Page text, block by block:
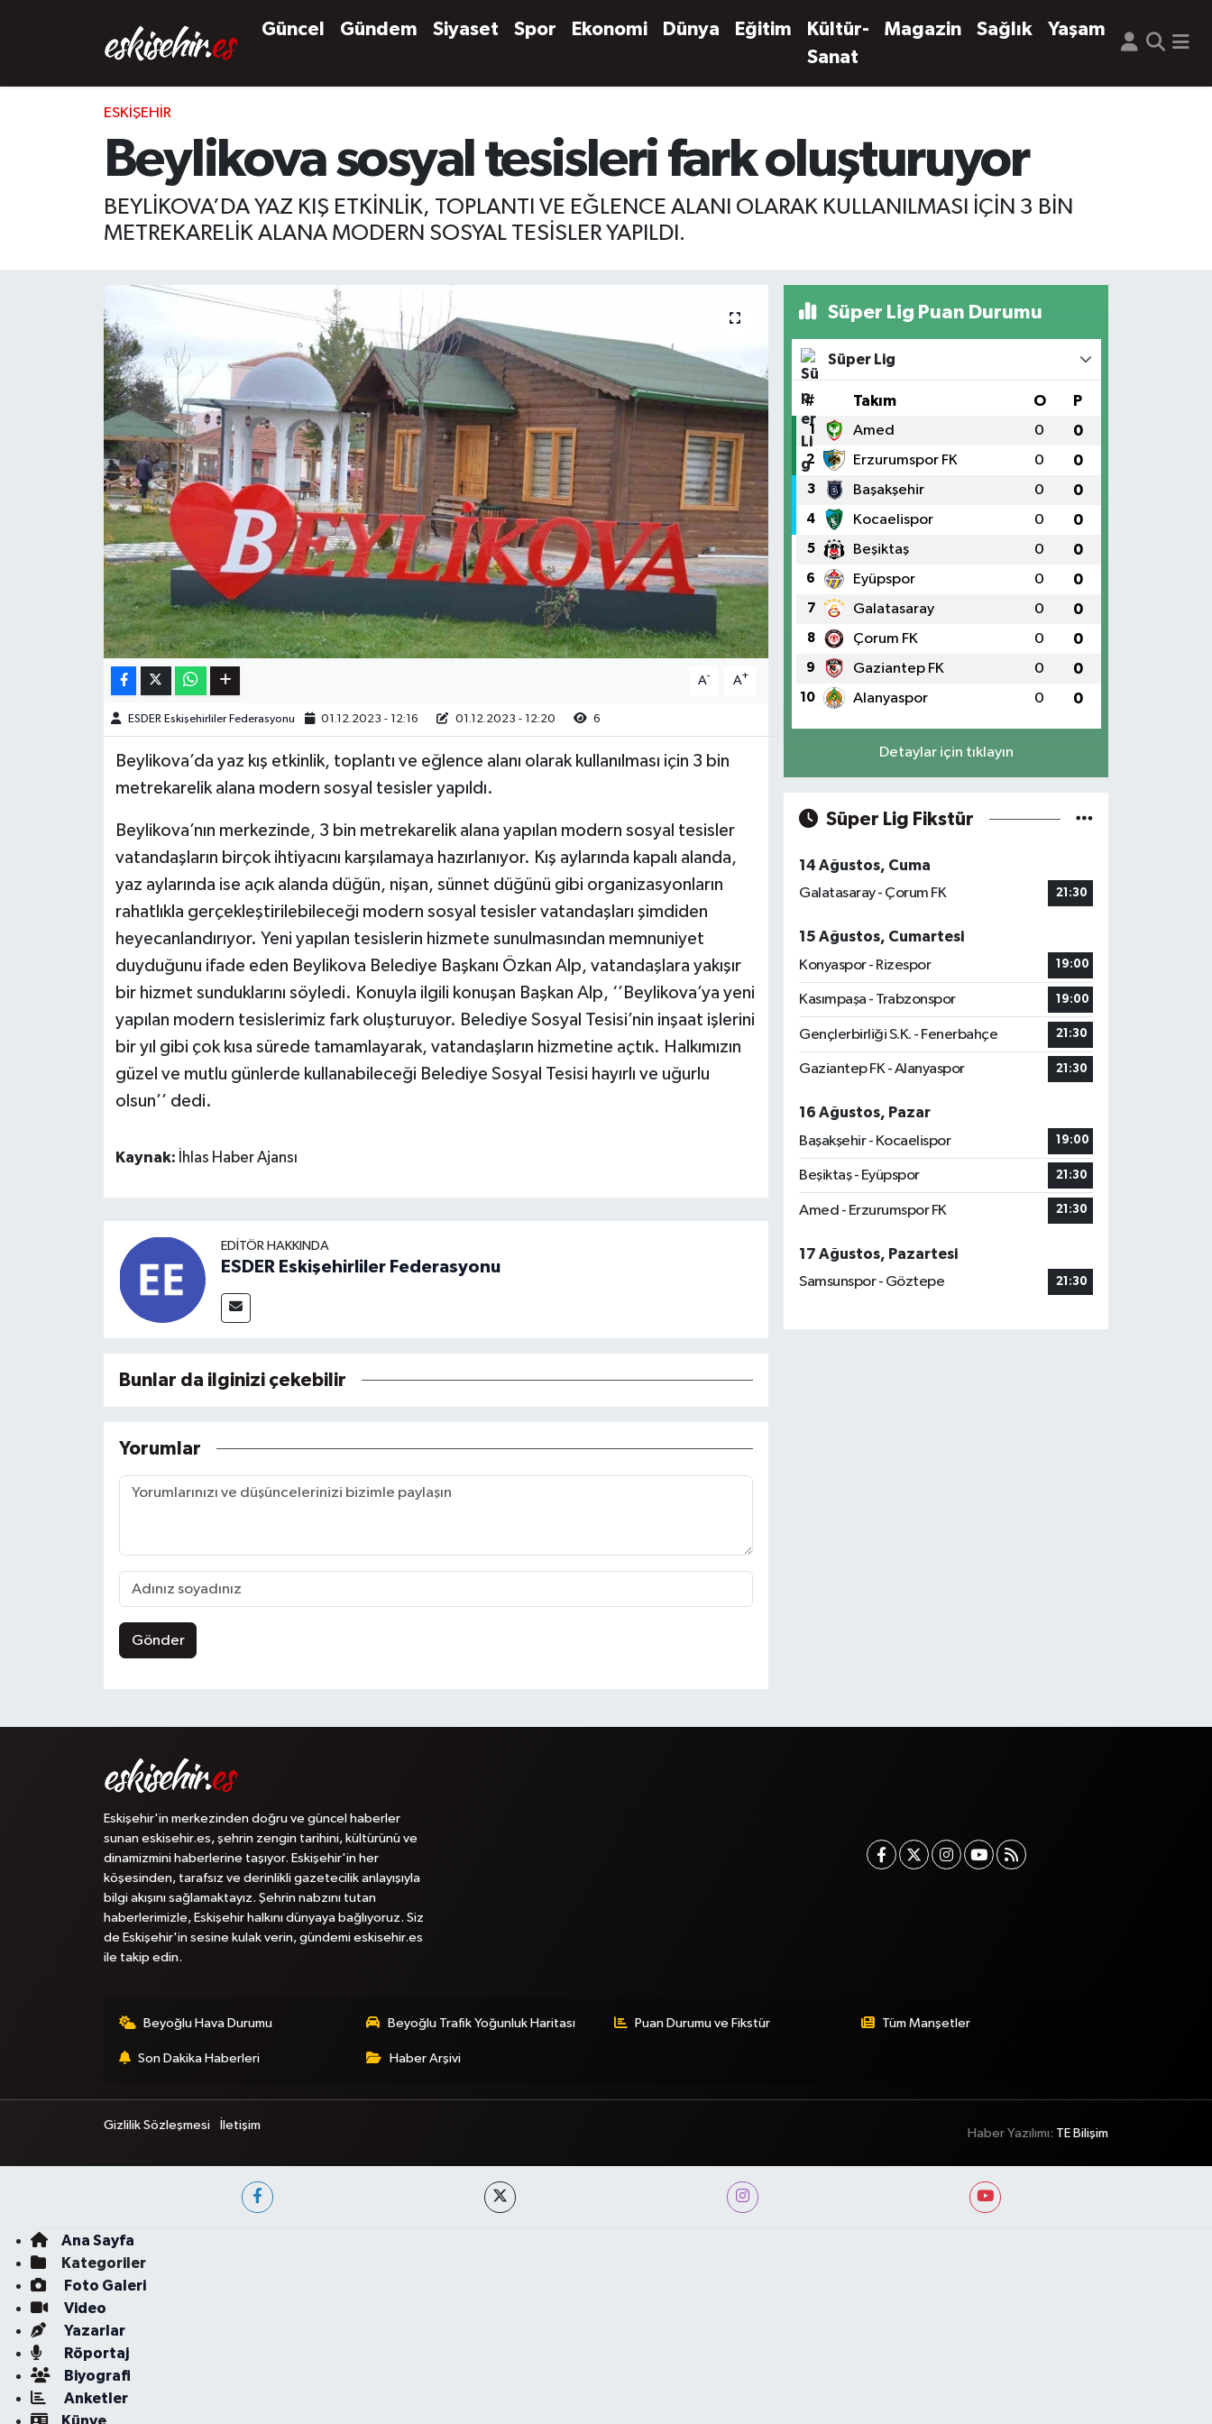
Güncel Gündem Siyaset Spor Ekonomi Dünya Eğitim
Kültür-
Sanat
Magazin Sağlık Yaşam
ESKIŞEHIR
Beylikova sosyal tesisleri fark oluşturuyor
BEYLİKOVA’DA YAZ KIŞ ETKİNLİK, TOPLANTI VE EĞLENCE ALANI OLARAK KULLANILMASI İÇİN 3 BİN
METREKARELİK ALANA MODERN SOSYAL TESİSLER YAPILDI.
A- A+
ESDER Eskişehirliler Federasyonu 01.12.2023 - 12:16 01.12.2023 - 12:20 6
Beylikova’da yaz kış etkinlik, toplantı ve eğlence alanı olarak kullanılması için 3 bin
metrekarelik alana modern sosyal tesisler yapıldı.
Beylikova’nın merkezinde, 3 bin metrekarelik alana yapılan modern sosyal tesisler
vatandaşların birçok ihtiyacını karşılamaya hazırlanıyor. Kış aylarında kapalı alanda,
yaz aylarında ise açık alanda düğün, nişan, sünnet düğünü gibi organizasyonların
rahatlıkla gerçekleştirilebileceği modern sosyal tesisler vatandaşları şimdiden
heyecanlandırıyor. Yeni yapılan tesislerin hizmete sunulmasından memnuniyet
duyduğunu ifade eden Beylikova Belediye Başkanı Özkan Alp, vatandaşlara yakışır
bir hizmet sunduklarını söyledi. Konuyla ilgili konuşan Başkan Alp, ‘’Beylikova’ya yeni
yapılan modern tesislerimiz fark oluşturuyor. Belediye Sosyal Tesisi’nin inşaat işlerini
bir yıl gibi çok kısa sürede tamamlayarak, vatandaşların hizmetine açtık. Halkımızın
güzel ve mutlu günlerde kullanabileceği Belediye Sosyal Tesisi hayırlı ve uğurlu
olsun’’ dedi.
Kaynak: İhlas Haber Ajansı
EDITÖR HAKKINDA
ESDER Eskişehirliler Federasyonu
Bunlar da ilginizi çekebilir
Yorumlar
Gönder
Süper Lig Puan Durumu
Süper Lig
# Takım O P
1 Amed 0 0
2 Erzurumspor FK 0 0
3 Başakşehir 0 0
4 Kocaelispor 0 0
5 Beşiktaş 0 0
6 Eyüpspor 0 0
7 Galatasaray 0 0
8 Çorum FK 0 0
9 Gaziantep FK 0 0
10 Alanyaspor 0 0
Detaylar için tıklayın
Süper Lig Fikstür
14 Ağustos, Cuma
Galatasaray - Çorum FK
21:30
15 Ağustos, Cumartesi
Konyaspor - Rizespor
19:00
Kasımpaşa - Trabzonspor 19:00
Gençlerbirliği S.K. - Fenerbahçe 21:30
Gaziantep FK - Alanyaspor 21:30
16 Ağustos, Pazar
Başakşehir - Kocaelispor
19:00
Beşiktaş - Eyüpspor 21:30
Amed - Erzurumspor FK 21:30
17 Ağustos, Pazartesi
Samsunspor - Göztepe
21:30
Eskişehir'in merkezinden doğru ve güncel haberler
sunan eskisehir.es, şehrin zengin tarihini, kültürünü ve
dinamizmini haberlerine taşıyor. Eskişehir'in her
köşesinden, tarafsız ve derinlikli gazetecilik anlayışıyla
bilgi akışını sağlamaktayız. Şehrin nabzını tutan
haberlerimizle, Eskişehir halkını dünyaya bağlıyoruz. Siz
de Eskişehir'in sesine kulak verin, gündemi eskisehir.es
ile takip edin.
Beyoğlu Hava Durumu Beyoğlu Trafik Yoğunluk Haritası Puan Durumu ve Fikstür Tüm Manşetler
Son Dakika Haberleri Haber Arşivi
Gizlilik Sözleşmesi İletişim
Haber Yazılımı: TE Bilişim
Ana Sayfa
Kategoriler
Foto Galeri
Video
Yazarlar
Röportaj
Biyografi
Anketler
Künye